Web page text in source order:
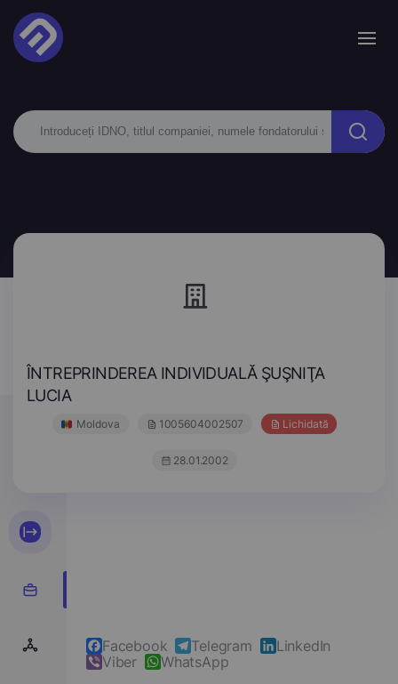
ÎNTREPRINDEREA INDIVIDUALĂ ŞUŞNIŢA
LUCIA
Moldova 1005604002507 Lichidată
28.01.2002
Facebook Telegram
LinkedIn
Viber
WhatsApp